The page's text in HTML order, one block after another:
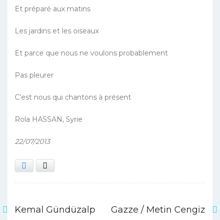
Et préparé aux matins
Les jardins et les oiseaux
Et parce que nous ne voulons probablement
Pas pleurer
C’est nous qui chantons à présent
Rola HASSAN, Syrie
22/07/2013
Yazı
Kemal Gündüzalp Gazze / Metin Cengiz